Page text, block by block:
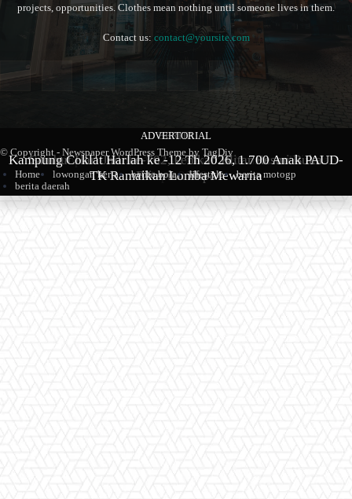
BERITA
Produk Kopi Premium Asal Wonodadi Ramaikan Blitarian
Expo 2026
BERITA
Sambut Hari Jadi ke-702, Pemkab Blitar Resmi Buka
Blitarian Expo
ADVERTORIAL
Kampung Coklat Harlah ke -12 Th 2026, 1.700 Anak PAUD-
TK Ramaikan Lomba Mewarna
projects, opportunities. Clothes mean nothing until someone lives in them.
Contact us: contact@yoursite.com
© Copyright - Newspaper WordPress Theme by TagDiv
Home
lowongan kerja berita bola lifestyle
berita motogp
berita daerah